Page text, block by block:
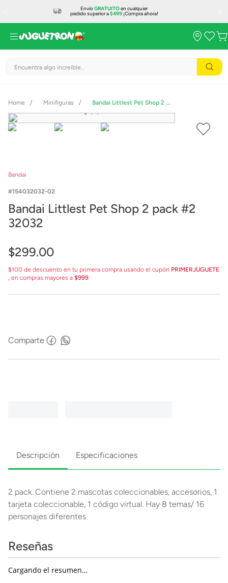
EnvíoGRATUITOen cualquier
pedido superior a$499¡Compra ahora!
Encuentra algo increíble...
Minifiguras Bandai Littlest Pet Shop 2 pack #2 32032
Bandai
154032032-02
Bandai Littlest Pet Shop 2 pack #2
32032
$299.00
$100 de descuento en tu primera compra usando el cupón PRIMERJUGUETE
, en compras mayores a $999.
Comparte
Descripción Especificaciones
2 pack. Contiene 2 mascotas coleccionables, accesorios, 1
tarjeta coleccionable, 1 código virtual. Hay 8 temas/ 16
personajes diferentes
Reseñas
Cargando el resumen…